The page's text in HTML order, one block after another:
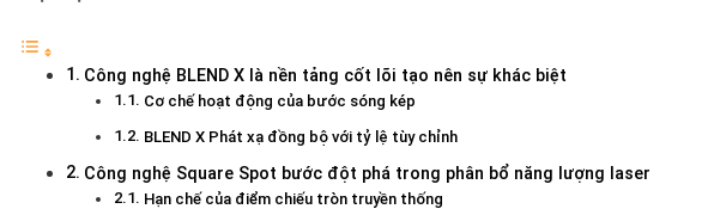
Công nghệ BLEND X là nền tảng cốt lõi tạo nên sự khác biệt
Cơ chế hoạt động của bước sóng kép
BLEND X Phát xạ đồng bộ với tỷ lệ tùy chỉnh
Công nghệ Square Spot bước đột phá trong phân bổ năng lượng laser
Hạn chế của điểm chiếu tròn truyền thống